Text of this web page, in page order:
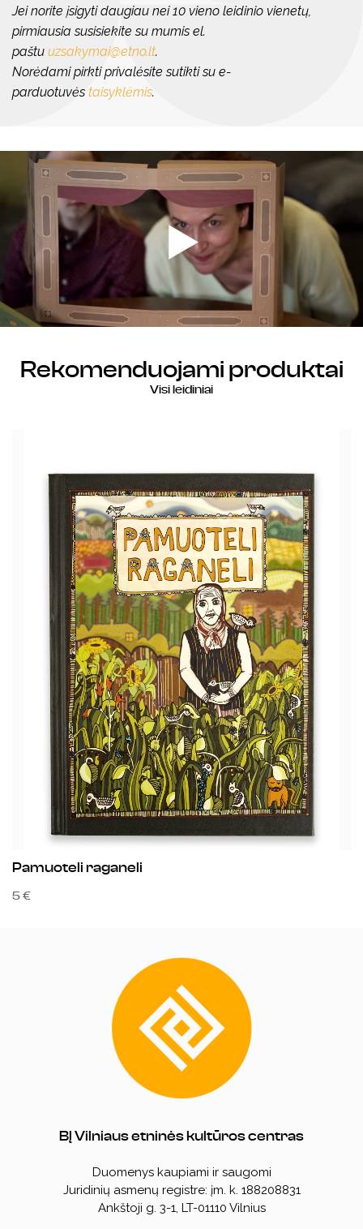
Jei norite įsigyti daugiau nei 10 vieno leidinio vienetų,
pirmiausia susisiekite su mumis el.
paštu uzsakymai@etno.lt.
Norėdami pirkti privalėsite sutikti su e-
parduotuvės taisyklėmis.
Rekomenduojami produktai
Visi leidiniai
Pamuoteli raganeli
5 €
BĮ Vilniaus etninės kultūros centras
Duomenys kaupiami ir saugomi
Juridinių asmenų registre: įm. k. 188208831
Ankštoji g. 3-1, LT-01110 Vilnius